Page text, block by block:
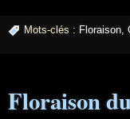
Mots-clés : Floraison,
Floraison